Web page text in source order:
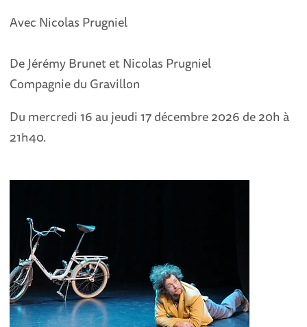
Avec Nicolas Prugniel
De Jérémy Brunet et Nicolas Prugniel
Compagnie du Gravillon
Du mercredi 16 au jeudi 17 décembre 2026 de 20h à
21h40.